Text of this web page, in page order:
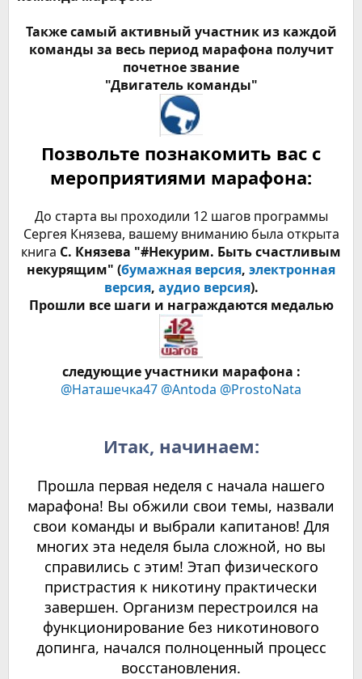
Также самый активный участник из каждой
команды за весь период марафона получит
почетное звание
"Двигатель команды"
Позвольте познакомить вас с
мероприятиями марафона:
До старта вы проходили 12 шагов программы
Сергея Князева, вашему вниманию была открыта
книга С. Князева "#Некурим. Быть счастливым
некурящим" (бумажная версия, электронная
версия, аудио версия).
Прошли все шаги и награждаются медалью
следующие участники марафона :
@Наташечка47 @Antoda @ProstoNata
Итак, начинаем:
Прошла первая неделя с начала нашего
марафона! Вы обжили свои темы, назвали
свои команды и выбрали капитанов! Для
многих эта неделя была сложной, но вы
справились с этим! Этап физического
пристрастия к никотину практически
завершен. Организм перестроился на
функционирование без никотинового
допинга, начался полноценный процесс
восстановления.